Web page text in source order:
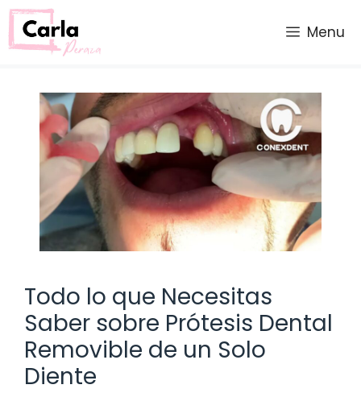
Saltar
al
contenido
Menu
Todo lo que Necesitas
Saber sobre Prótesis Dental
Removible de un Solo
Diente